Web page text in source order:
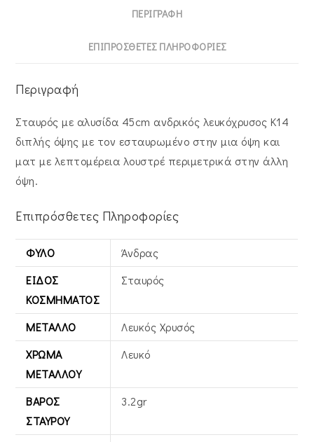
ΠΕΡΙΓΡΑΦΉ
ΕΠΙΠΡΌΣΘΕΤΕΣ ΠΛΗΡΟΦΟΡΊΕΣ
Περιγραφή
Σταυρός με αλυσίδα 45cm ανδρικός λευκόχρυσος Κ14
διπλής όψης με τον εσταυρωμένο στην μια όψη και
ματ με λεπτομέρεια λουστρέ περιμετρικά στην άλλη
όψη.
Επιπρόσθετες Πληροφορίες
ΦΎΛΟ
Άνδρας
ΕΊΔΟΣ
ΚΟΣΜΉΜΑΤΟΣ
Σταυρός
ΜΈΤΑΛΛΟ
Λευκός Xρυσός
ΧΡΏΜΑ
ΜΕΤΆΛΛΟΥ
Λευκό
ΒΆΡΟΣ
ΣΤΑΥΡΟΎ
3.2gr